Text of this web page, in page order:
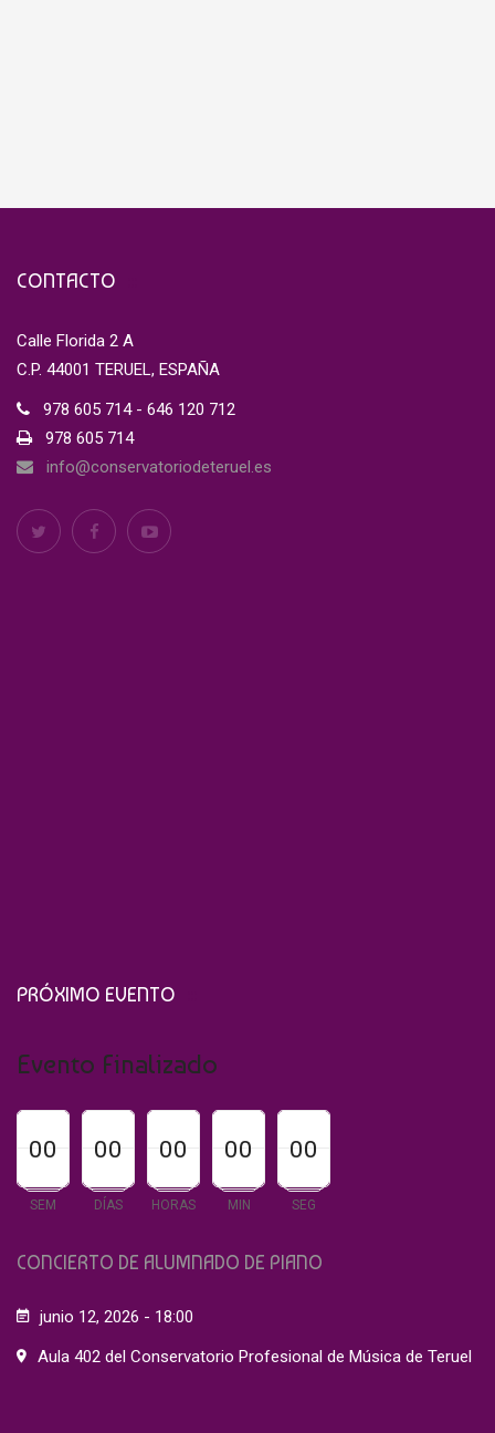
CONTACTO
Calle Florida 2 A
C.P. 44001 TERUEL, ESPAÑA
978 605 714 - 646 120 712
978 605 714
info@conservatoriodeteruel.es
PRÓXIMO EVENTO
Evento Finalizado
00
00
00
SEM
00
00
00
DÍAS
00
00
00
HORAS
00
00
00
MIN
00
00
00
SEG
CONCIERTO DE ALUMNADO DE PIANO
junio 12, 2026 - 18:00
Aula 402 del Conservatorio Profesional de Música de Teruel